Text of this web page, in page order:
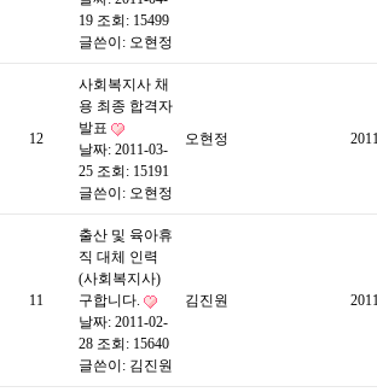
19 조회: 15499
글쓴이: 오현정
12
사회복지사 채
용 최종 합격자
발표
날짜: 2011-03-
25 조회: 15191
글쓴이: 오현정
오현정
11
출산 및 육아휴
직 대체 인력
(사회복지사)
구합니다.
날짜: 2011-02-
28 조회: 15640
글쓴이: 김진원
김진원